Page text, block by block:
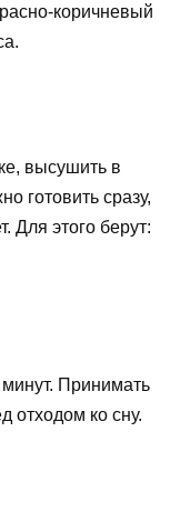
коричневый
высушить в
готовить сразу,
Для этого берут:
Принимать
отходом ко сну.